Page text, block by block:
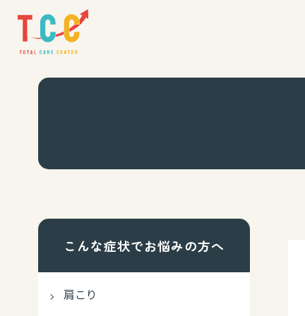
こんな症状でお悩みの方へ
肩こり